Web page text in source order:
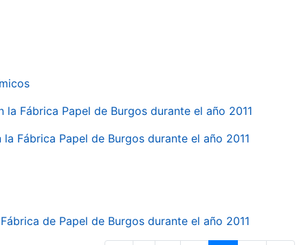
Fábrica Papel de Burgos durante el año 2011
Fábrica Papel de Burgos durante el año 2011
de Papel de Burgos durante el año 2011